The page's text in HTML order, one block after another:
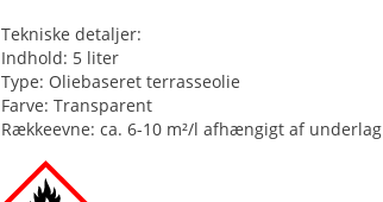
Tekniske detaljer:
Indhold: 5 liter
Type: Oliebaseret terrasseolie
Farve: Transparent
Rækkeevne: ca. 6-10 m²/l afhængigt af underlag